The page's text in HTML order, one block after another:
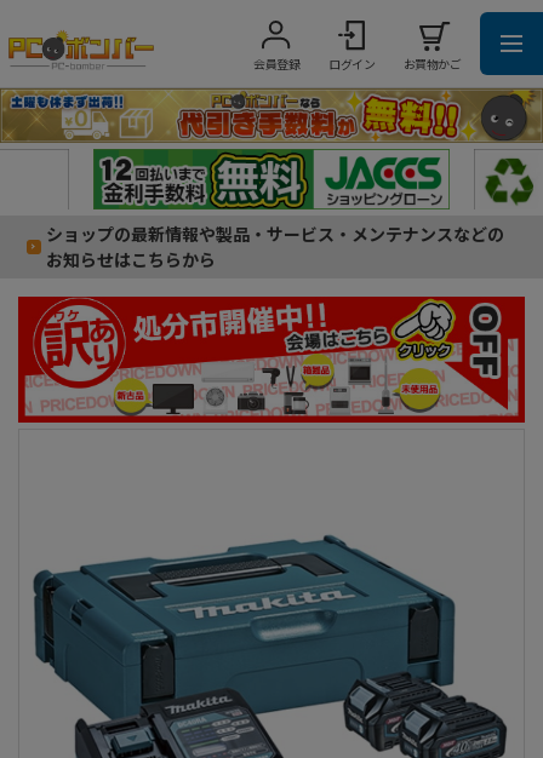
会員登録 ログイン お買物かご
ショップの最新情報や製品・サービス・メンテナンスなどの
お知らせはこちらから